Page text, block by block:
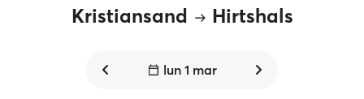
Kristiansand Hirtshals
lun 1 mar